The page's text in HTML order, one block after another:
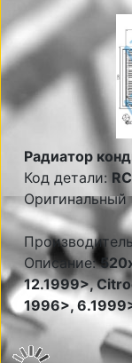
Радиатор
Код детали:
Описание:
12.1999>,
1996>,